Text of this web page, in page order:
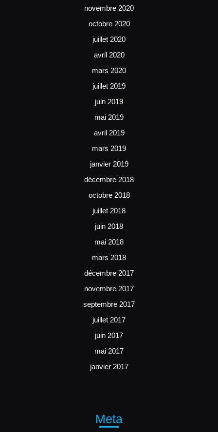
novembre 2020
octobre 2020
juillet 2020
avril 2020
mars 2020
juillet 2019
juin 2019
mai 2019
avril 2019
mars 2019
janvier 2019
décembre 2018
octobre 2018
juillet 2018
juin 2018
mai 2018
mars 2018
décembre 2017
novembre 2017
septembre 2017
juillet 2017
juin 2017
mai 2017
janvier 2017
Meta